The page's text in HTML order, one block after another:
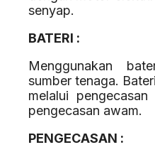
senyap.
BATERI :
Menggunakan
sumber tenaga.
melalui
pengecasan awam.
PENGECASAN :